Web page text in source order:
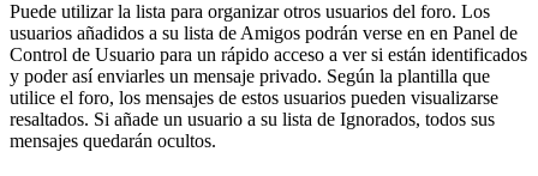
Puede utilizar la lista para organizar otros usuarios del foro. Los
usuarios añadidos a su lista de Amigos podrán verse en en Panel de
Control de Usuario para un rápido acceso a ver si están identificados
y poder así enviarles un mensaje privado. Según la plantilla que
utilice el foro, los mensajes de estos usuarios pueden visualizarse
resaltados. Si añade un usuario a su lista de Ignorados, todos sus
mensajes quedarán ocultos.